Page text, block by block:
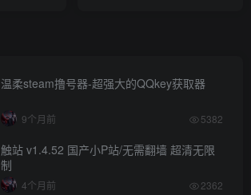
温柔steam撸号器-超强大的QQkey获取器
9个月前 5382
触站 v1.4.52 国产小P站/无需翻墙 超清无限
制
4个月前 2362